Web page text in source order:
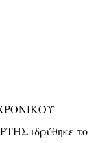
ιδρύθηκε το